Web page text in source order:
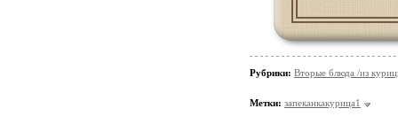
Рубрики: Вторые блюда /из
Метки: запеканкакурица1